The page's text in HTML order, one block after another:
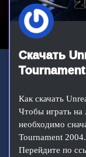
Скачать
Как скачать
Чтобы играть на
необходимо
Tournament
Перейдите по